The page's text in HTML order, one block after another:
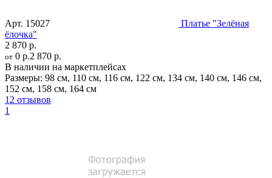
Арт. 15027
Платье "Зелёная
ёлочка"
2 870 р.
от 0 р.2 870 р.
В наличии на маркетплейсах
Размеры: 98 см, 110 см, 116 см, 122 см, 134 см, 140 см, 146 см,
152 см, 158 см, 164 см
12 отзывов
1